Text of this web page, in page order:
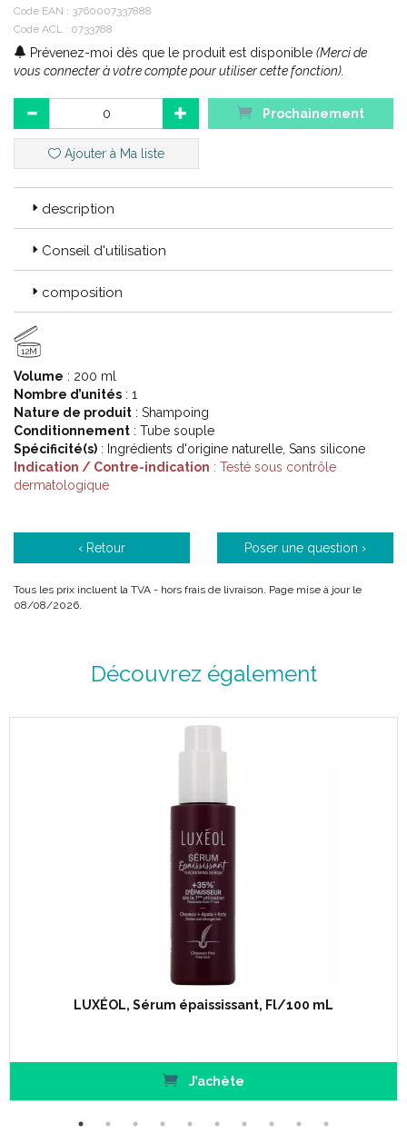
Contenance : 200 ML
Code ACL : 0733788
Code EAN : 3760007337888
Code EAN : 3760007337888
Code ACL : 0733788
Prévenez-moi dès que le produit est disponible (Merci de
vous connecter à votre compte pour utiliser cette fonction).
Prochainement
Ajouter à Ma liste
description
Conseil d'utilisation
composition
12M
Volume : 200 ml
Nombre d’unités : 1
Nature de produit : Shampoing
Conditionnement : Tube souple
Spécificité(s) : Ingrédients d'origine naturelle, Sans silicone
Indication / Contre-indication : Testé sous contrôle
dermatologique
‹ Retour Poser une question ›
Tous les prix incluent la TVA - hors frais de livraison. Page mise à jour le
08/08/2026.
Découvrez également
LUXÉOL, Sérum épaississant, Fl/100 mL
J’achète